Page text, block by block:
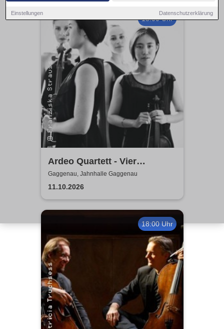
Einstellungen Datenschutzerklärung
18:00 Uhr
Ardeo Quartett - Vier
Musikerinnen aus Frankreich
Gaggenau, Jahnhalle Gaggenau
11.10.2026
18:00 Uhr